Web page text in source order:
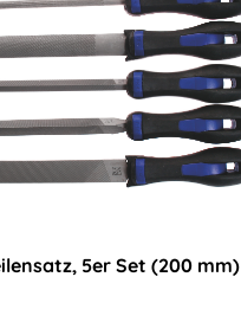
5er Set (200 mm)